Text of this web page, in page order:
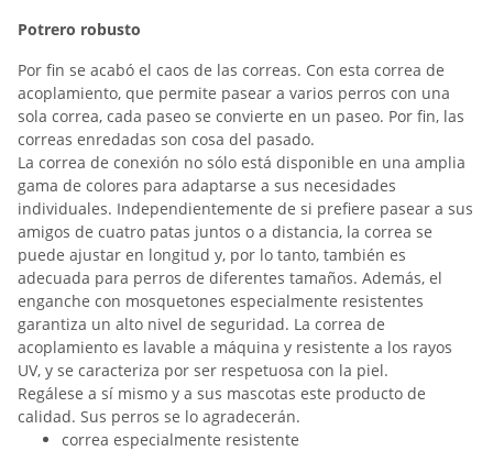
Potrero robusto
Por fin se acabó el caos de las correas. Con esta correa de
acoplamiento, que permite pasear a varios perros con una
sola correa, cada paseo se convierte en un paseo. Por fin, las
correas enredadas son cosa del pasado.
La correa de conexión no sólo está disponible en una amplia
gama de colores para adaptarse a sus necesidades
individuales. Independientemente de si prefiere pasear a sus
amigos de cuatro patas juntos o a distancia, la correa se
puede ajustar en longitud y, por lo tanto, también es
adecuada para perros de diferentes tamaños. Además, el
enganche con mosquetones especialmente resistentes
garantiza un alto nivel de seguridad. La correa de
acoplamiento es lavable a máquina y resistente a los rayos
UV, y se caracteriza por ser respetuosa con la piel.
Regálese a sí mismo y a sus mascotas este producto de
calidad. Sus perros se lo agradecerán.
correa especialmente resistente